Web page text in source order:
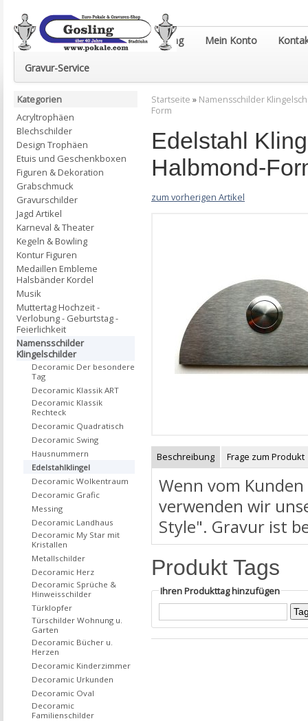
Euro-Pokale & Gravur-Shop Gosling Mein Konto
Gravur-Service
Startseite » Namensschilder
Form
Edelstahl
Halbmond-
zum vorherigen Artikel
Beschreibung Frage zum Produkt
Wenn vom
verwenden wir
Style". Gravur ist
Produkt Tags
Ihren Produkttag hinzufügen
Kategorien
Acryltrophäen
Blechschilder
Design Trophäen
Etuis und Geschenkboxen
Figuren & Dekoration
Grabschmuck
Gravurschilder
Jagd Artikel
Karneval & Theater
Kegeln & Bowling
Kontur Figuren
Medaillen Embleme
Halsbänder Kordel
Musik
Muttertag Hochzeit -
Verlobung - Geburtstag -
Feierlichkeit
Namensschilder
Klingelschilder
Decoramic Der besondere
Tag
Decoramic Klassik ART
Decoramic Klassik
Rechteck
Decoramic Quadratisch
Decoramic Swing
Hausnummern
Edelstahlklingel
Decoramic Wolkentraum
Decoramic Grafic
Messing
Decoramic Landhaus
Decoramic My Star mit
Kristallen
Metallschilder
Decoramic Herz
Decoramic Sprüche &
Hinweisschilder
Türklopfer
Türschilder Wohnung u.
Garten
Decoramic Bücher u.
Herzen
Decoramic Kinderzimmer
Decoramic Urkunden
Decoramic Oval
Decoramic
Familienschilder